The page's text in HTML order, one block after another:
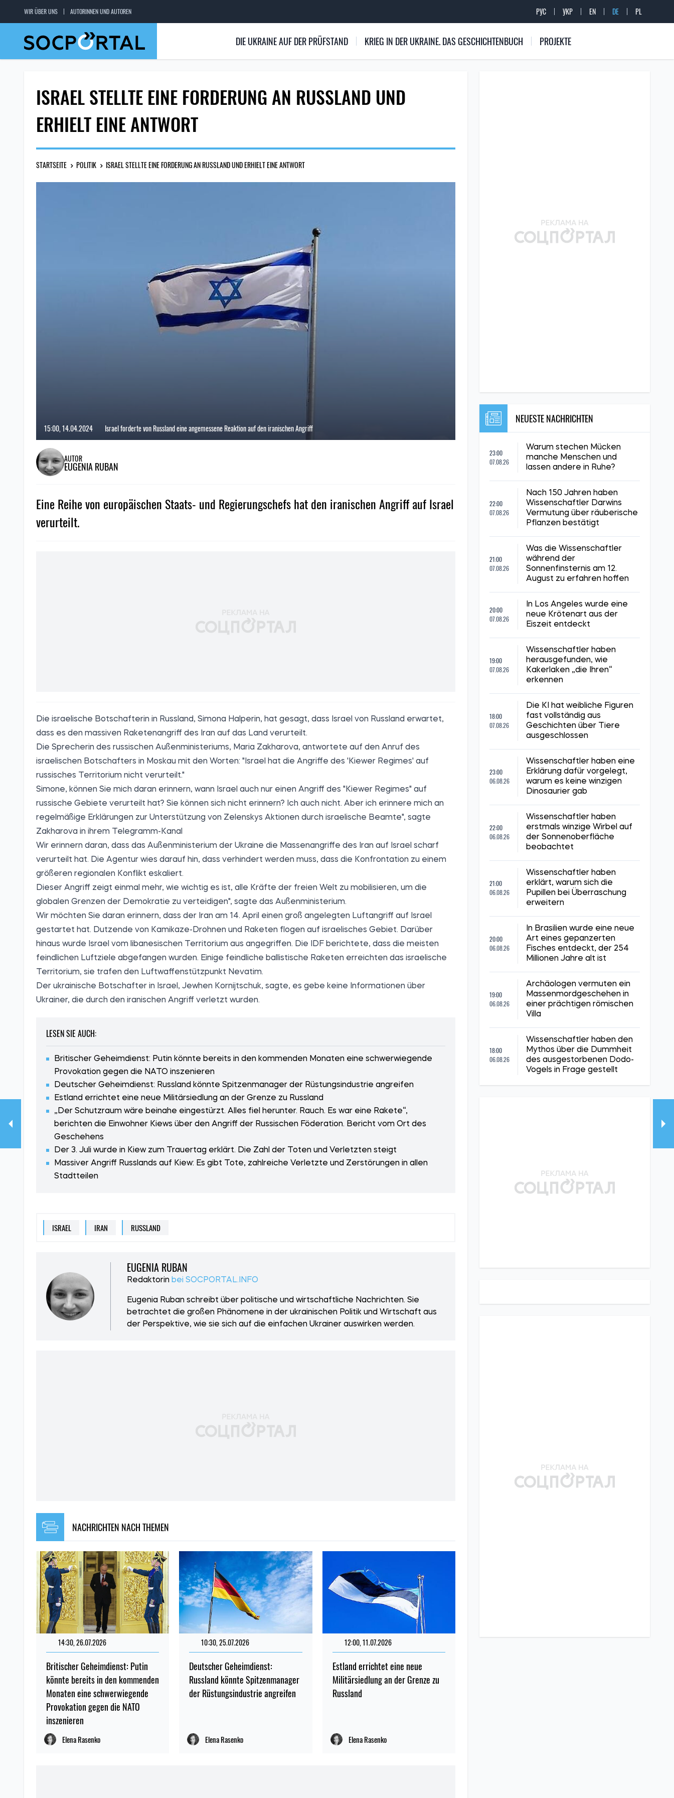
WIR ÜBER UNS AUTORINNEN UND AUTOREN РУС УКР EN DE PL
DIE UKRAINE AUF DER PRÜFSTAND KRIEG IN DER UKRAINE. DAS GESCHICHTENBUCH PROJEKTE
ISRAEL STELLTE EINE FORDERUNG AN RUSSLAND UND
ERHIELT EINE ANTWORT
STARTSEITE POLITIK ISRAEL STELLTE EINE FORDERUNG AN RUSSLAND UND ERHIELT EINE ANTWORT
15:00, 14.04.2024 Israel forderte von Russland eine angemessene Reaktion auf den iranischen Angriff
AUTOR
EUGENIA RUBAN
Eine Reihe von europäischen Staats- und Regierungschefs hat den iranischen Angriff auf Israel
verurteilt.
Die israelische Botschafterin in Russland, Simona Halperin, hat gesagt, dass Israel von Russland erwartet,
dass es den massiven Raketenangriff des Iran auf das Land verurteilt.
Die Sprecherin des russischen Außenministeriums, Maria Zakharova, antwortete auf den Anruf des
israelischen Botschafters in Moskau mit den Worten: "Israel hat die Angriffe des 'Kiewer Regimes' auf
russisches Territorium nicht verurteilt."
Simone, können Sie mich daran erinnern, wann Israel auch nur einen Angriff des "Kiewer Regimes" auf
russische Gebiete verurteilt hat? Sie können sich nicht erinnern? Ich auch nicht. Aber ich erinnere mich an
regelmäßige Erklärungen zur Unterstützung von Zelenskys Aktionen durch israelische Beamte", sagte
Zakharova in ihrem Telegramm-Kanal
Wir erinnern daran, dass das Außenministerium der Ukraine die Massenangriffe des Iran auf Israel scharf
verurteilt hat. Die Agentur wies darauf hin, dass verhindert werden muss, dass die Konfrontation zu einem
größeren regionalen Konflikt eskaliert.
Dieser Angriff zeigt einmal mehr, wie wichtig es ist, alle Kräfte der freien Welt zu mobilisieren, um die
globalen Grenzen der Demokratie zu verteidigen", sagte das Außenministerium.
Wir möchten Sie daran erinnern, dass der Iran am 14. April einen groß angelegten Luftangriff auf Israel
gestartet hat. Dutzende von Kamikaze-Drohnen und Raketen flogen auf israelisches Gebiet. Darüber
hinaus wurde Israel vom libanesischen Territorium aus angegriffen. Die IDF berichtete, dass die meisten
feindlichen Luftziele abgefangen wurden. Einige feindliche ballistische Raketen erreichten das israelische
Territorium, sie trafen den Luftwaffenstützpunkt Nevatim.
Der ukrainische Botschafter in Israel, Jewhen Kornijtschuk, sagte, es gebe keine Informationen über
Ukrainer, die durch den iranischen Angriff verletzt wurden.
LESEN SIE AUCH:
Britischer Geheimdienst: Putin könnte bereits in den kommenden Monaten eine schwerwiegende
Provokation gegen die NATO inszenieren
Deutscher Geheimdienst: Russland könnte Spitzenmanager der Rüstungsindustrie angreifen
Estland errichtet eine neue Militärsiedlung an der Grenze zu Russland
„Der Schutzraum wäre beinahe eingestürzt. Alles fiel herunter. Rauch. Es war eine Rakete“,
berichten die Einwohner Kiews über den Angriff der Russischen Föderation. Bericht vom Ort des
Geschehens
Der 3. Juli wurde in Kiew zum Trauertag erklärt. Die Zahl der Toten und Verletzten steigt
Massiver Angriff Russlands auf Kiew: Es gibt Tote, zahlreiche Verletzte und Zerstörungen in allen
Stadtteilen
ISRAEL IRAN RUSSLAND
EUGENIA RUBAN
Redaktorin bei SOCPORTAL.INFO
Eugenia Ruban schreibt über politische und wirtschaftliche Nachrichten. Sie
betrachtet die großen Phänomene in der ukrainischen Politik und Wirtschaft aus
der Perspektive, wie sie sich auf die einfachen Ukrainer auswirken werden.
NACHRICHTEN NACH THEMEN
14:30, 26.07.2026
Britischer Geheimdienst: Putin
könnte bereits in den kommenden
Monaten eine schwerwiegende
Provokation gegen die NATO
inszenieren
Elena Rasenko
10:30, 25.07.2026
Deutscher Geheimdienst:
Russland könnte Spitzenmanager
der Rüstungsindustrie angreifen
Elena Rasenko
12:00, 11.07.2026
Estland errichtet eine neue
Militärsiedlung an der Grenze zu
Russland
Elena Rasenko
NEUESTE NACHRICHTEN
23:00
07.08.26
Warum stechen Mücken
manche Menschen und
lassen andere in Ruhe?
22:00
07.08.26
Nach 150 Jahren haben
Wissenschaftler Darwins
Vermutung über räuberische
Pflanzen bestätigt
21:00
07.08.26
Was die Wissenschaftler
während der
Sonnenfinsternis am 12.
August zu erfahren hoffen
20:00
07.08.26
In Los Angeles wurde eine
neue Krötenart aus der
Eiszeit entdeckt
19:00
07.08.26
Wissenschaftler haben
herausgefunden, wie
Kakerlaken „die Ihren“
erkennen
18:00
07.08.26
Die KI hat weibliche Figuren
fast vollständig aus
Geschichten über Tiere
ausgeschlossen
23:00
06.08.26
Wissenschaftler haben eine
Erklärung dafür vorgelegt,
warum es keine winzigen
Dinosaurier gab
22:00
06.08.26
Wissenschaftler haben
erstmals winzige Wirbel auf
der Sonnenoberfläche
beobachtet
21:00
06.08.26
Wissenschaftler haben
erklärt, warum sich die
Pupillen bei Überraschung
erweitern
20:00
06.08.26
In Brasilien wurde eine neue
Art eines gepanzerten
Fisches entdeckt, der 254
Millionen Jahre alt ist
19:00
06.08.26
Archäologen vermuten ein
Massenmordgeschehen in
einer prächtigen römischen
Villa
18:00
06.08.26
Wissenschaftler haben den
Mythos über die Dummheit
des ausgestorbenen Dodo-
Vogels in Frage gestellt